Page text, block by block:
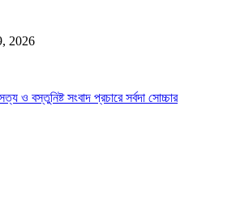
2026
ও বস্তুনিষ্ট সংবাদ প্রচারে সর্বদা সোচ্চার